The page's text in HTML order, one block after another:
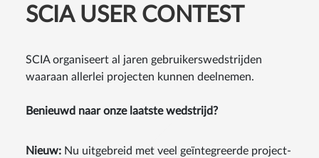
SCIA USER CONTEST
SCIA organiseert al jaren gebruikerswedstrijden
waaraan allerlei projecten kunnen deelnemen.
Benieuwd naar onze laatste wedstrijd?
Nieuw: Nu uitgebreid met veel geïntegreerde project-